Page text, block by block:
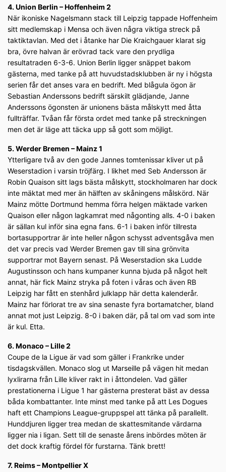
4. Union Berlin – Hoffenheim 2
När ikoniske Nagelsmann stack till Leipzig tappade Hoffenheim
sitt medlemskap i Mensa och även några viktiga streck på
taktiktavlan. Med det i åtanke har Die Kraichgauer klarat sig
bra, övre halvan är erövrad tack vare den prydliga
resultatraden 6-3-6. Union Berlin ligger snäppet bakom
gästerna, med tanke på att huvudstadsklubben är ny i högsta
serien får det anses vara en bedrift. Med blågula ögon är
Sebastian Anderssons bedrift särskilt glädjande, Janne
Anderssons ögonsten är unionens bästa målskytt med åtta
fullträffar. Tvåan får första ordet med tanke på streckningen
men det är läge att täcka upp så gott som möjligt.
5. Werder Bremen – Mainz 1
Ytterligare två av den gode Jannes tomtenissar kliver ut på
Weserstadion i varsin tröjfärg. I likhet med Seb Andersson är
Robin Quaison sitt lags bästa målskytt, stockholmaren har dock
inte mäktat med mer än hälften av skåningens målskörd. När
Mainz mötte Dortmund hemma förra helgen mäktade varken
Quaison eller någon lagkamrat med någonting alls. 4-0 i baken
är sällan kul inför sina egna fans. 6-1 i baken inför tillresta
bortasupportrar är inte heller någon schysst adventsgåva men
det var precis vad Werder Bremen gav till sina grönvita
supportrar mot Bayern senast. På Weserstadion ska Ludde
Augustinsson och hans kumpaner kunna bjuda på något helt
annat, här fick Mainz stryka på foten i våras och även RB
Leipzig har fått en stenhård julklapp här detta kalenderår.
Mainz har förlorat tre av sina senaste fyra bortamatcher, bland
annat mot just Leipzig. 8-0 i baken där, på tal om vad som inte
är kul. Etta.
6. Monaco – Lille 2
Coupe de la Ligue är vad som gäller i Frankrike under
tisdagskvällen. Monaco slog ut Marseille på vägen hit medan
lyxlirarna från Lille kliver rakt in i åttondelen. Vad gäller
prestationerna i Ligue 1 har gästerna presterat bäst av dessa
båda kombattanter. Inte minst med tanke på att Les Dogues
haft ett Champions League-gruppspel att tänka på parallellt.
Hunddjuren ligger trea medan de skattesmitande värdarna
ligger nia i ligan. Sett till de senaste årens inbördes möten är
det dock kraftig fördel för furstarna. Tänk brett!
7. Reims – Montpellier X